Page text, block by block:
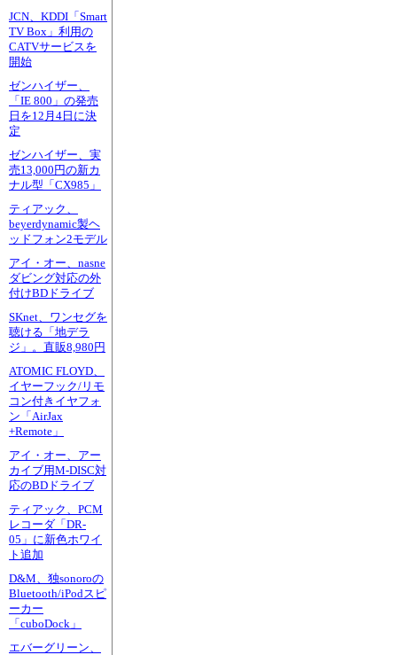
JCN、KDDI「Smart
TV Box」利用の
CATVサービスを
開始
ゼンハイザー、
「IE 800」の発売
日を12月4日に決
定
ゼンハイザー、実
売13,000円の新カ
ナル型「CX985」
ティアック、
beyerdynamic製ヘ
ッドフォン2モデル
アイ・オー、nasne
ダビング対応の外
付けBDドライブ
SKnet、ワンセグを
聴ける「地デラ
ジ」。直販8,980円
ATOMIC FLOYD、
イヤーフック/リモ
コン付きイヤフォ
ン「AirJax
+Remote」
アイ・オー、アー
カイブ用M-DISC対
応のBDドライブ
ティアック、PCM
レコーダ「DR-
05」に新色ホワイ
ト追加
D&M、独sonoroの
Bluetooth/iPodスピ
ーカー
「cuboDock」
エバーグリーン、